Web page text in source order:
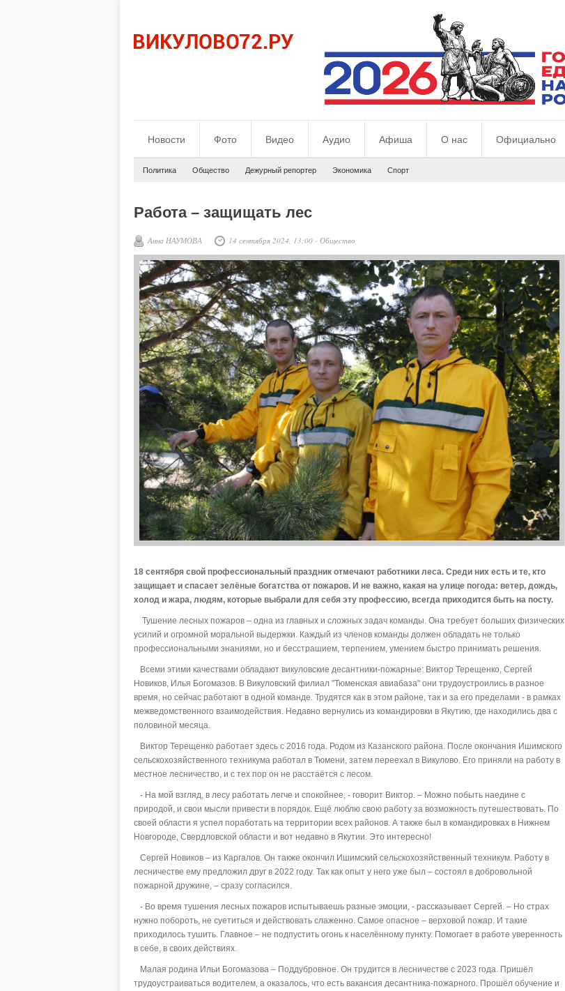
Новости Фото Видео Аудио Афиша О нас Официально
Политика Общество Дежурный репортер Экономика Спорт
Работа – защищать лес
Анна НАУМОВА 14 сентября 2024, 13:00 - Общество
18 сентября свой профессиональный праздник отмечают работники леса. Среди них есть и те, кто
защищает и спасает зелёные богатства от пожаров. И не важно, какая на улице погода: ветер, дождь,
холод и жара, людям, которые выбрали для себя эту профессию, всегда приходится быть на посту.
Тушение лесных пожаров – одна из главных и сложных задач команды. Она требует больших физических
усилий и огромной моральной выдержки. Каждый из членов команды должен обладать не только
профессиональными знаниями, но и бесстрашием, терпением, умением быстро принимать решения.
Всеми этими качествами обладают викуловские десантники-пожарные: Виктор Терещенко, Сергей
Новиков, Илья Богомазов. В Викуловский филиал "Тюменская авиабаза" они трудоустроились в разное
время, но сейчас работают в одной команде. Трудятся как в этом районе, так и за его пределами - в рамках
межведомственного взаимодействия. Недавно вернулись из командировки в Якутию, где находились два с
половиной месяца.
Виктор Терещенко работает здесь с 2016 года. Родом из Казанского района. После окончания Ишимского
сельскохозяйственного техникума работал в Тюмени, затем переехал в Викулово. Его приняли на работу в
местное лесничество, и с тех пор он не расстаётся с лесом.
- На мой взгляд, в лесу работать легче и спокойнее, - говорит Виктор. – Можно побыть наедине с
природой, и свои мысли привести в порядок. Ещё люблю свою работу за возможность путешествовать. По
своей области я успел поработать на территории всех районов. А также был в командировках в Нижнем
Новгороде, Свердловской области и вот недавно в Якутии. Это интересно!
Сергей Новиков – из Каргалов. Он также окончил Ишимский сельскохозяйственный техникум. Работу в
лесничестве ему предложил друг в 2022 году. Так как опыт у него уже был – состоял в добровольной
пожарной дружине, – сразу согласился.
- Во время тушения лесных пожаров испытываешь разные эмоции, - рассказывает Сергей. – Но страх
нужно побороть, не суетиться и действовать слаженно. Самое опасное – верховой пожар. И такие
приходилось тушить. Главное – не подпустить огонь к населённому пункту. Помогает в работе уверенность
в себе, в своих действиях.
Малая родина Ильи Богомазова – Поддубровное. Он трудится в лесничестве с 2023 года. Пришёл
трудоустраиваться водителем, а оказалось, что есть вакансия десантника-пожарного. Прошёл обучение и